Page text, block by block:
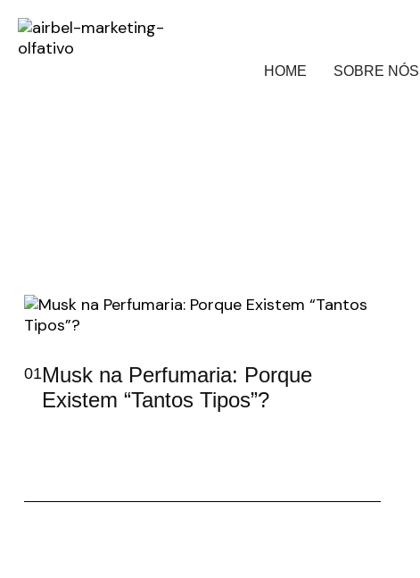
HOME SOBRE NÓS
01Musk na Perfumaria: Porque
Existem “Tantos Tipos”?